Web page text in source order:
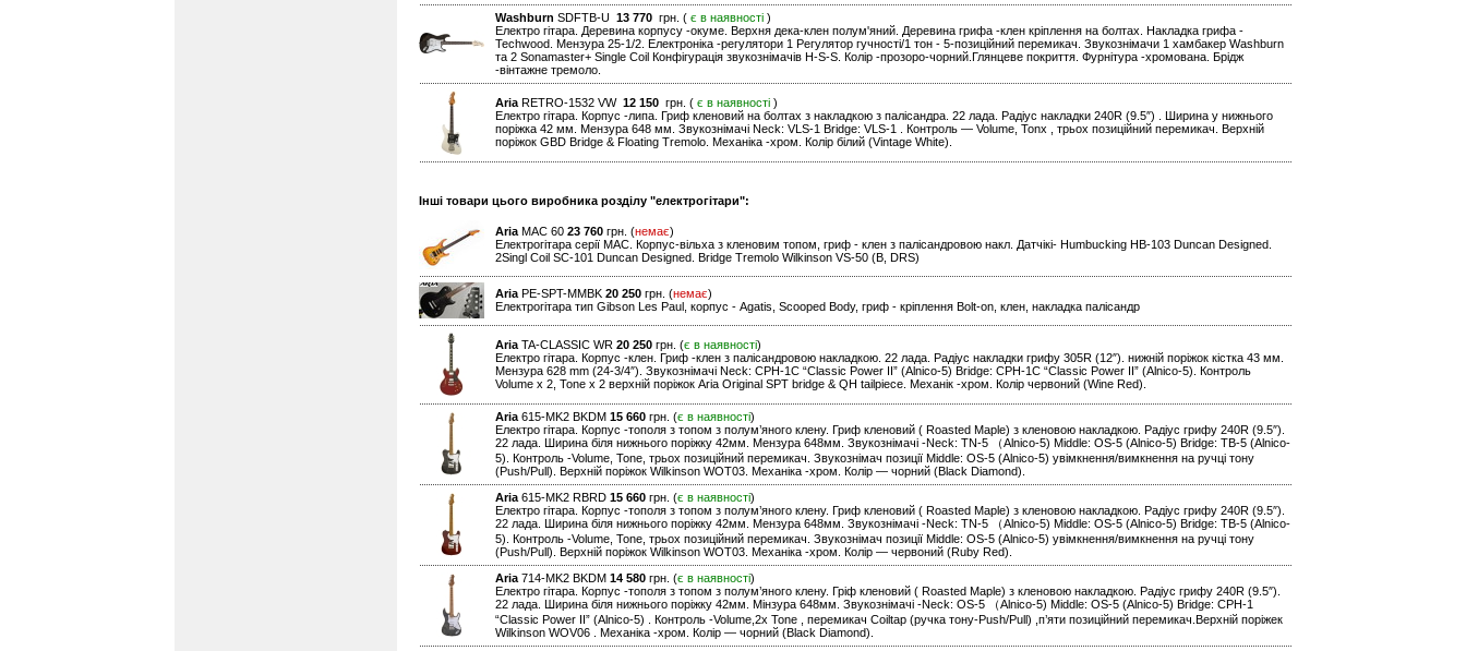
Washburn SDFTB-U 13 770 грн. ( є в наявності )
Електро гітара. Деревина корпусу -окуме. Верхня дека-клен полум'яний. Деревина грифа -клен кріплення на болтах. Накладка грифа -
Techwood. Мензура 25-1/2. Електроніка -регулятори 1 Регулятор гучності/1 тон - 5-позиційний перемикач. Звукознімачи 1 хамбакер Washburn
та 2 Sonamaster+ Single Coil Конфігурація звукознімачів H-S-S. Колір -прозоро-чорний.Глянцеве покриття. Фурнітура -хромована. Брідж
-вінтажне тремоло.
Aria RETRO-1532 VW 12 150 грн. ( є в наявності )
Електро гітара. Корпус -липа. Гриф кленовий на болтах з накладкою з палісандра. 22 лада. Радіус накладки 240R (9.5″) . Ширина у нижнього
поріжка 42 мм. Мензура 648 мм. Звукознімачі Neck: VLS-1 Bridge: VLS-1 . Контроль — Volume, Tonx , трьох позиційний перемикач. Верхній
поріжок GBD Bridge & Floating Tremolo. Механіка -хром. Колір білий (Vintage White).
Інші товари цього виробника розділу "електрогітари":
Aria MAC 60 23 760 грн. (немає)
Електрогітара серії MAC. Корпус-вільха з кленовим топом, гриф - клен з палісандровою накл. Датчікі- Humbucking HB-103 Duncan Designed.
2Singl Coil SC-101 Duncan Designed. Bridge Tremolo Wilkinson VS-50 (B, DRS)
Aria PE-SPT-MMBK 20 250 грн. (немає)
Електрогітара тип Gibson Les Paul, корпус - Agatis, Scooped Body, гриф - кріплення Bolt-on, клен, накладка палісандр
Aria TA-CLASSIC WR 20 250 грн. (є в наявності)
Електро гітара. Корпус -клен. Гриф -клен з палісандровою накладкою. 22 лада. Радіус накладки грифу 305R (12″). нижній поріжок кістка 43 мм.
Мензура 628 mm (24-3/4″). Звукознімачі Neck: CPH-1C “Classic Power II” (Alnico-5) Bridge: CPH-1C “Classic Power II” (Alnico-5). Контроль
Volume x 2, Tone x 2 верхній поріжок Aria Original SPT bridge & QH tailpiece. Механік -хром. Колір червоний (Wine Red).
Aria 615-MK2 BKDM 15 660 грн. (є в наявності)
Електро гітара. Корпус -тополя з топом з полум’яного клену. Гриф кленовий ( Roasted Maple) з кленовою накладкою. Радіус грифу 240R (9.5″).
22 лада. Ширина біля нижнього поріжку 42мм. Мензура 648мм. Звукознімачі -Neck: TN-5 （Alnico-5) Middle: OS-5 (Alnico-5) Bridge: TB-5 (Alnico-
5). Контроль -Volume, Tone, трьох позиційний перемикач. Звукознімач позиції Middle: OS-5 (Alnico-5) увімкнення/вимкнення на ручці тону
(Push/Pull). Верхній поріжок Wilkinson WOT03. Механіка -хром. Колір — чорний (Black Diamond).
Aria 615-MK2 RBRD 15 660 грн. (є в наявності)
Електро гітара. Корпус -тополя з топом з полум’яного клену. Гриф кленовий ( Roasted Maple) з кленовою накладкою. Радіус грифу 240R (9.5″).
22 лада. Ширина біля нижнього поріжку 42мм. Мензура 648мм. Звукознімачі -Neck: TN-5 （Alnico-5) Middle: OS-5 (Alnico-5) Bridge: TB-5 (Alnico-
5). Контроль -Volume, Tone, трьох позиційний перемикач. Звукознімач позиції Middle: OS-5 (Alnico-5) увімкнення/вимкнення на ручці тону
(Push/Pull). Верхній поріжок Wilkinson WOT03. Механіка -хром. Колір — червоний (Ruby Red).
Aria 714-MK2 BKDM 14 580 грн. (є в наявності)
Електро гітара. Корпус -тополя з топом з полум’яного клену. Гріф кленовий ( Roasted Maple) з кленовою накладкою. Радіус грифу 240R (9.5″).
22 лада. Ширина біля нижнього поріжку 42мм. Мінзура 648мм. Звукознімачі -Neck: OS-5 （Alnico-5) Middle: OS-5 (Alnico-5) Bridge: CPH-1
“Classic Power II” (Alnico-5) . Контроль -Volume,2x Tone , перемикач Coiltap (ручка тону-Push/Pull) ,п’яти позиційний перемикач.Верхній поріжек
Wilkinson WOV06 . Механіка -хром. Колір — чорний (Black Diamond).